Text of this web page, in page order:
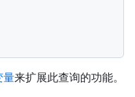
量来扩展此查询的功能。